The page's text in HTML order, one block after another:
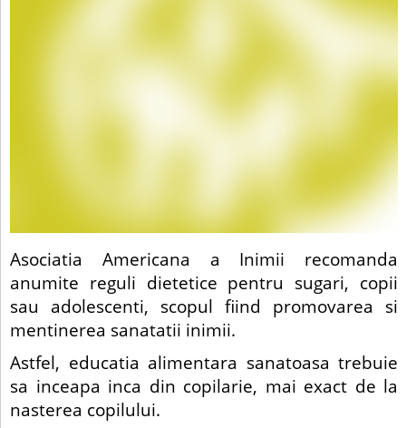
Asociatia Americana a Inimii recomanda
anumite reguli dietetice pentru sugari, copii
sau adolescenti, scopul fiind promovarea si
mentinerea sanatatii inimii.
Astfel, educatia alimentara sanatoasa trebuie
sa inceapa inca din copilarie, mai exact de la
nasterea copilului.